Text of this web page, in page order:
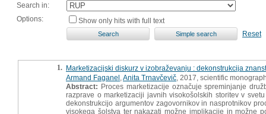
Search in:
Options:
Show only hits with full text
Reset
1. Marketizacijski diskurz v izobraževanju : dekonstrukcija
Armand Faganel Anita Trnavčevič , 2017, scientific
Abstract: Proces marketizacije označuje spreminjanje
razprave o marketizaciji javnih visokošolskih storitev v
dekonstrukcijo argumentov zagovornikov in nasprotnikov
visokega šolstva ter nakazati možne implikacije in možne